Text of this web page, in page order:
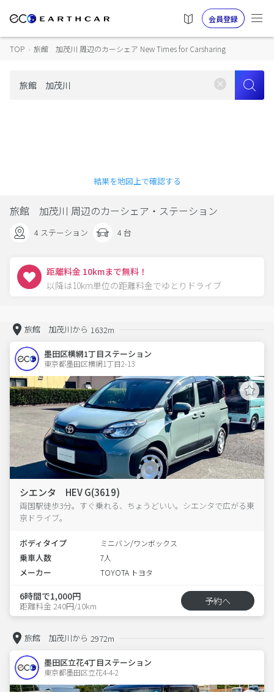
会員登録
TOP › 旅館 加茂川 周辺のカーシェア New Times for Carsharing
結果を地図上で確認する
旅館 加茂川 周辺のカーシェア・ステーション
4 ステーション 4 台
距離料金 10kmまで無料！
以降は10km単位の距離料金でゆとりドライブ
旅館 加茂川から 1632m
墨田区横網1丁目ステーション
東京都墨田区横網1丁目2-13
シエンタ HEV G(3619)
両国駅徒歩3分。すぐ乗れる、ちょうどいい。シエンタで広がる東
京ドライブ。
ボディタイプ ミニバン/ワンボックス
乗車人数 7人
メーカー TOYOTA トヨタ
6時間で1,000円
距離料金 240円/10km 予約へ
旅館 加茂川から 2972m
墨田区立花4丁目ステーション
東京都墨田区立花4-4-2